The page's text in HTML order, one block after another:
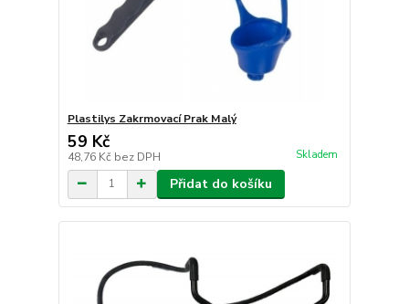
Plastilys Zakrmovací Prak Malý
59 Kč
48,76 Kč bez DPH Skladem
Přidat do košíku